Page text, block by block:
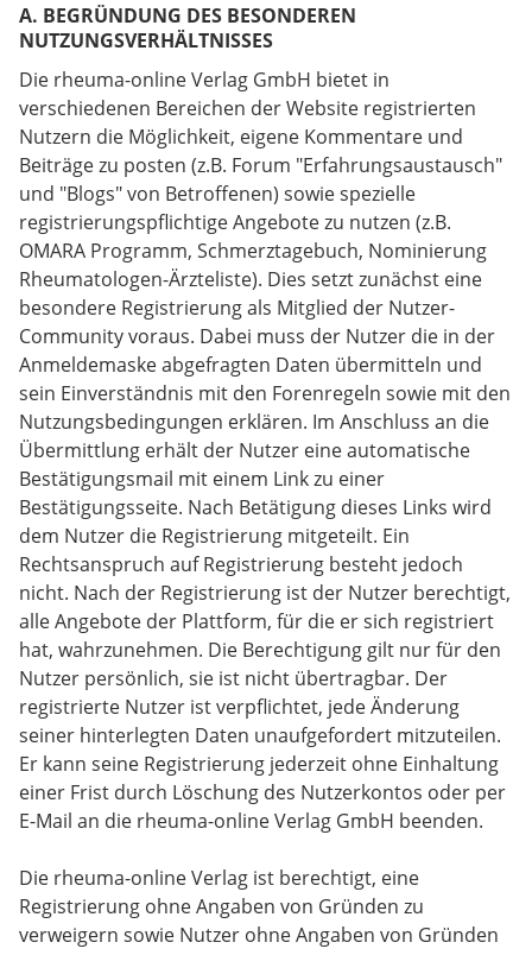
A. BEGRÜNDUNG DES BESONDEREN
NUTZUNGSVERHÄLTNISSES
Die rheuma-online Verlag GmbH bietet in
verschiedenen Bereichen der Website registrierten
Nutzern die Möglichkeit, eigene Kommentare und
Beiträge zu posten (z.B. Forum "Erfahrungsaustausch"
und "Blogs" von Betroffenen) sowie spezielle
registrierungspflichtige Angebote zu nutzen (z.B.
OMARA Programm, Schmerztagebuch, Nominierung
Rheumatologen-Ärzteliste). Dies setzt zunächst eine
besondere Registrierung als Mitglied der Nutzer-
Community voraus. Dabei muss der Nutzer die in der
Anmeldemaske abgefragten Daten übermitteln und
sein Einverständnis mit den Forenregeln sowie mit den
Nutzungsbedingungen erklären. Im Anschluss an die
Übermittlung erhält der Nutzer eine automatische
Bestätigungsmail mit einem Link zu einer
Bestätigungsseite. Nach Betätigung dieses Links wird
dem Nutzer die Registrierung mitgeteilt. Ein
Rechtsanspruch auf Registrierung besteht jedoch
nicht. Nach der Registrierung ist der Nutzer berechtigt,
alle Angebote der Plattform, für die er sich registriert
hat, wahrzunehmen. Die Berechtigung gilt nur für den
Nutzer persönlich, sie ist nicht übertragbar. Der
registrierte Nutzer ist verpflichtet, jede Änderung
seiner hinterlegten Daten unaufgefordert mitzuteilen.
Er kann seine Registrierung jederzeit ohne Einhaltung
einer Frist durch Löschung des Nutzerkontos oder per
E-Mail an die rheuma-online Verlag GmbH beenden.
Die rheuma-online Verlag ist berechtigt, eine
Registrierung ohne Angaben von Gründen zu
verweigern sowie Nutzer ohne Angaben von Gründen